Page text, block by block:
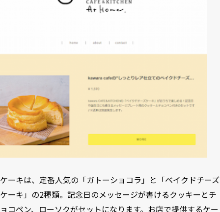
ケーキは、定番人気の「ガトーショコラ」と「ベイクドチーズ
ケーキ」の2種類。記念日のメッセージが書けるクッキーとチ
ョコペン、ローソクがセットになります。お店で提供するケー